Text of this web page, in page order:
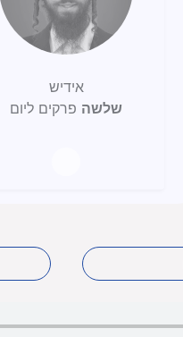
אידיש
שלשה פרקים ליום